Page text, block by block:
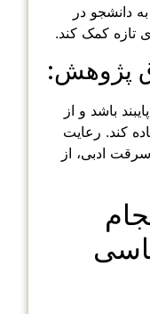
دانشجو در
تازه کمک کند.
باشد و از
کند. رعایت
ادبی، از